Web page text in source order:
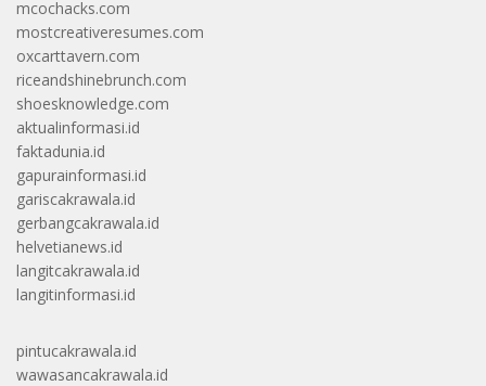
mcochacks.com
mostcreativeresumes.com
oxcarttavern.com
riceandshinebrunch.com
shoesknowledge.com
aktualinformasi.id
faktadunia.id
gapurainformasi.id
gariscakrawala.id
gerbangcakrawala.id
helvetianews.id
langitcakrawala.id
langitinformasi.id
pintucakrawala.id
wawasancakrawala.id